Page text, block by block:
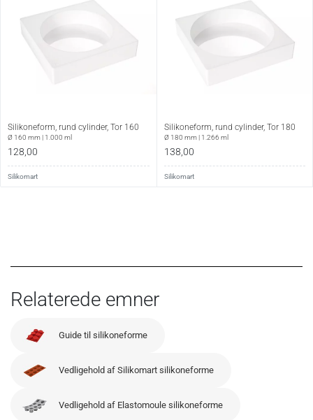
Silikoneform, rund cylinder, Tor 160
Ø 160 mm | 1.000 ml
128,00
Silikomart
Silikoneform, rund cylinder, Tor 180
Ø 180 mm | 1.266 ml
138,00
Silikomart
Relaterede emner
Guide til silikoneforme
Vedligehold af Silikomart silikoneforme
Vedligehold af Elastomoule silikoneforme